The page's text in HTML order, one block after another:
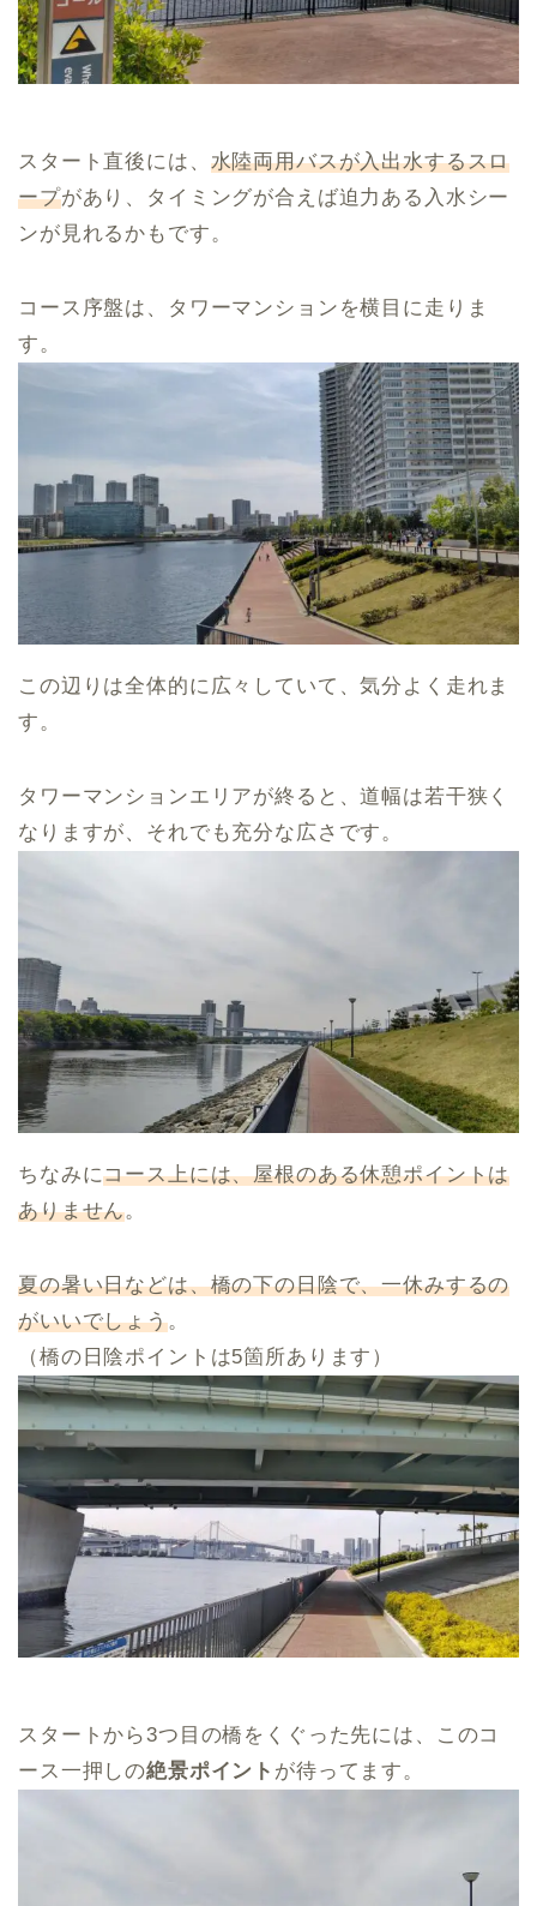
スタート直後には、 水陸両用バスが入出水するスロ
ープがあり、タイミングが合えば迫力ある入水シー
ンが見れるかもです。
コース序盤は、タワーマンションを横目に走りま
す。
この辺りは全体的に広々していて、気分よく走れま
す。
タワーマンションエリアが終ると、道幅は若干狭く
なりますが、それでも充分な広さです。
ちなみにコース上には、屋根のある休憩ポイントは
ありません。
夏の暑い日などは、橋の下の日陰で、一休みするの
がいいでしょう。
（橋の日陰ポイントは5箇所あります）
スタートから3つ目の橋をくぐった先には、このコ
ース一押しの絶景ポイント が待ってます。